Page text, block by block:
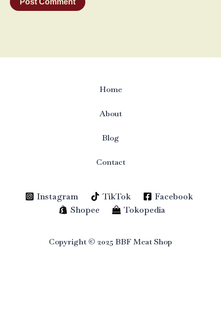
Home
About
Blog
Contact
Instagram TikTok
Facebook
Shopee
Tokopedia
Copyright © 2025 BBF Meat Shop